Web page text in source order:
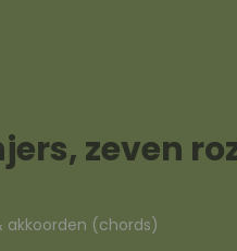
zeven
akkoorden (chords)